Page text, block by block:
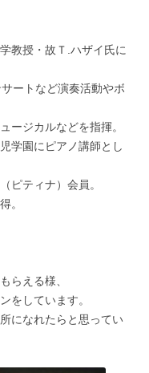
教授・故Ｔ.ハザイ氏に
ートなど演奏活動やボ
ージカルなどを指揮。
学園にピアノ講師とし
ピティナ）会員。
。
らえる様、
をしています。
になれたらと思ってい